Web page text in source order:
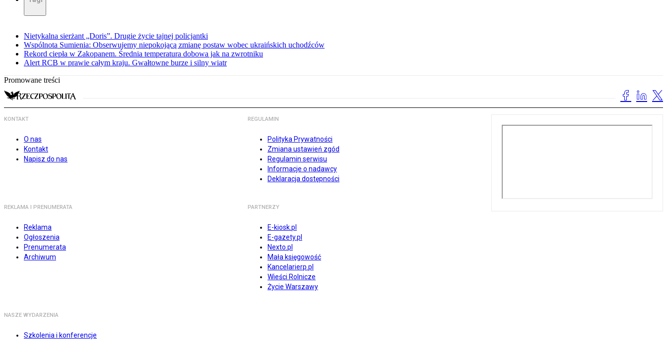
Nietykalna sierżant „Doris”. Drugie życie tajnej policjantki
Wspólnota Sumienia: Obserwujemy niepokojącą zmianę postaw wobec ukraińskich uchodźców
Rekord ciepła w Zakopanem. Średnia temperatura dobowa jak na zwrotniku
Alert RCB w prawie całym kraju. Gwałtowne burze i silny wiatr
Promowane treści
KONTAKT
O nas
Kontakt
Napisz do nas
REGULAMIN
Polityka Prywatności
Zmiana ustawień zgód
Regulamin serwisu
Informacje o nadawcy
Deklaracja dostępności
REKLAMA I PRENUMERATA
Reklama
Ogłoszenia
Prenumerata
Archiwum
PARTNERZY
E-kiosk.pl
E-gazety.pl
Nexto.pl
Mała księgowość
Kancelarierp.pl
Wieści Rolnicze
Życie Warszawy
NASZE WYDARZENIA
Szkolenia i konferencje